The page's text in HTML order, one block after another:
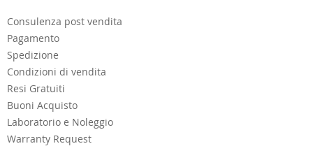
Consulenza post vendita
Pagamento
Spedizione
Condizioni di vendita
Resi Gratuiti
Buoni Acquisto
Laboratorio e Noleggio
Warranty Request